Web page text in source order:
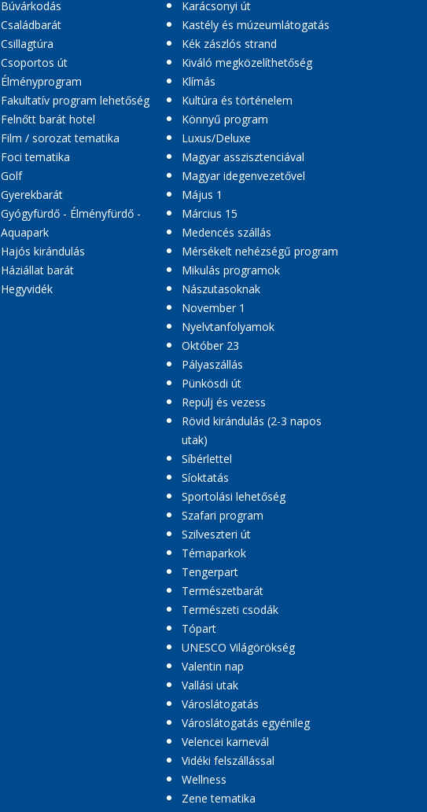
Búvárkodás
Családbarát
Csillagtúra
Csoportos út
Élményprogram
Fakultatív program lehetőség
Felnőtt barát hotel
Film / sorozat tematika
Foci tematika
Golf
Gyerekbarát
Gyógyfürdő - Élményfürdő -
Aquapark
Hajós kirándulás
Háziállat barát
Hegyvidék
Karácsonyi út
Kastély és múzeumlátogatás
Kék zászlós strand
Kiváló megközelíthetőség
Klímás
Kultúra és történelem
Könnyű program
Luxus/Deluxe
Magyar asszisztenciával
Magyar idegenvezetővel
Május 1
Március 15
Medencés szállás
Mérsékelt nehézségű program
Mikulás programok
Nászutasoknak
November 1
Nyelvtanfolyamok
Október 23
Pályaszállás
Pünkösdi út
Repülj és vezess
Rövid kirándulás (2-3 napos
utak)
Síbérlettel
Síoktatás
Sportolási lehetőség
Szafari program
Szilveszteri út
Témaparkok
Tengerpart
Természetbarát
Természeti csodák
Tópart
UNESCO Világörökség
Valentin nap
Vallási utak
Városlátogatás
Városlátogatás egyénileg
Velencei karnevál
Vidéki felszállással
Wellness
Zene tematika